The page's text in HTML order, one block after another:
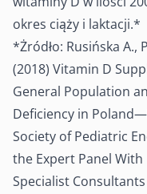
okres ciąży i laktacji.*
*Żródło: Rusińska A.,
(2018) Vitamin D
General Population
Deficiency in
Society of Pediatric
the Expert Panel
Specialist